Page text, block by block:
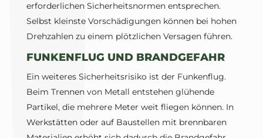
erforderlichen Sicherheitsnormen entsprechen.
Selbst kleinste Vorschädigungen können bei hohen
Drehzahlen zu einem plötzlichen Versagen führen.
FUNKENFLUG UND BRANDGEFAHR
Ein weiteres Sicherheitsrisiko ist der Funkenflug.
Beim Trennen von Metall entstehen glühende
Partikel, die mehrere Meter weit fliegen können. In
Werkstätten oder auf Baustellen mit brennbaren